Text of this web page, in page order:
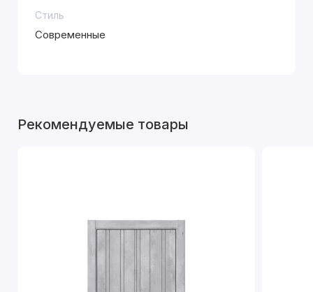
Стиль
Современные
Рекомендуемые товары